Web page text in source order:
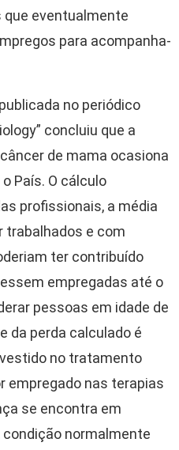
que eventualmente
para acompanha-
no periódico
concluiu que a
de mama ocasiona
País. O cálculo
profissionais, a média
trabalhados e com
ter contribuído
empregadas até o
pessoas em idade de
da perda calculado é
no tratamento
empregado nas terapias
se encontra em
normalmente